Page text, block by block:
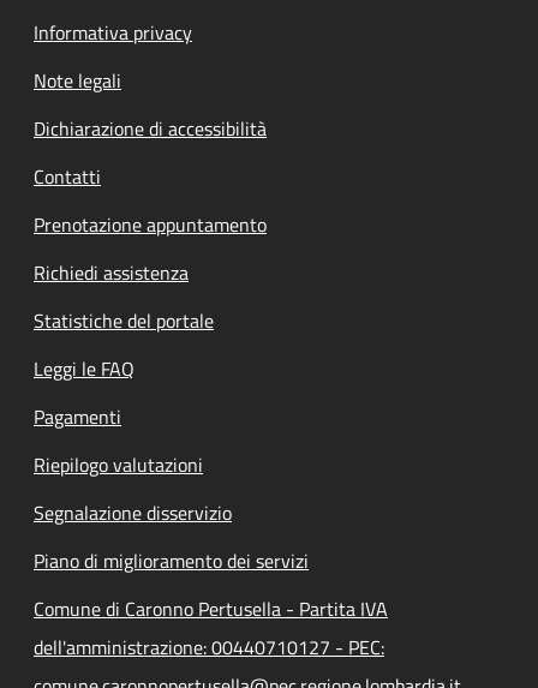
Informativa privacy
Note legali
Dichiarazione di accessibilità
Contatti
Prenotazione appuntamento
Richiedi assistenza
Statistiche del portale
Leggi le FAQ
Pagamenti
Riepilogo valutazioni
Segnalazione disservizio
Piano di miglioramento dei servizi
Comune di Caronno Pertusella - Partita IVA
dell'amministrazione: 00440710127 - PEC: